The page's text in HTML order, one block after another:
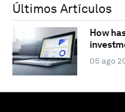
Últimos Artículos
How
05 ago